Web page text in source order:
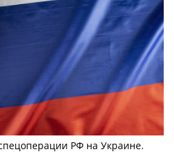
РФ на Украине.